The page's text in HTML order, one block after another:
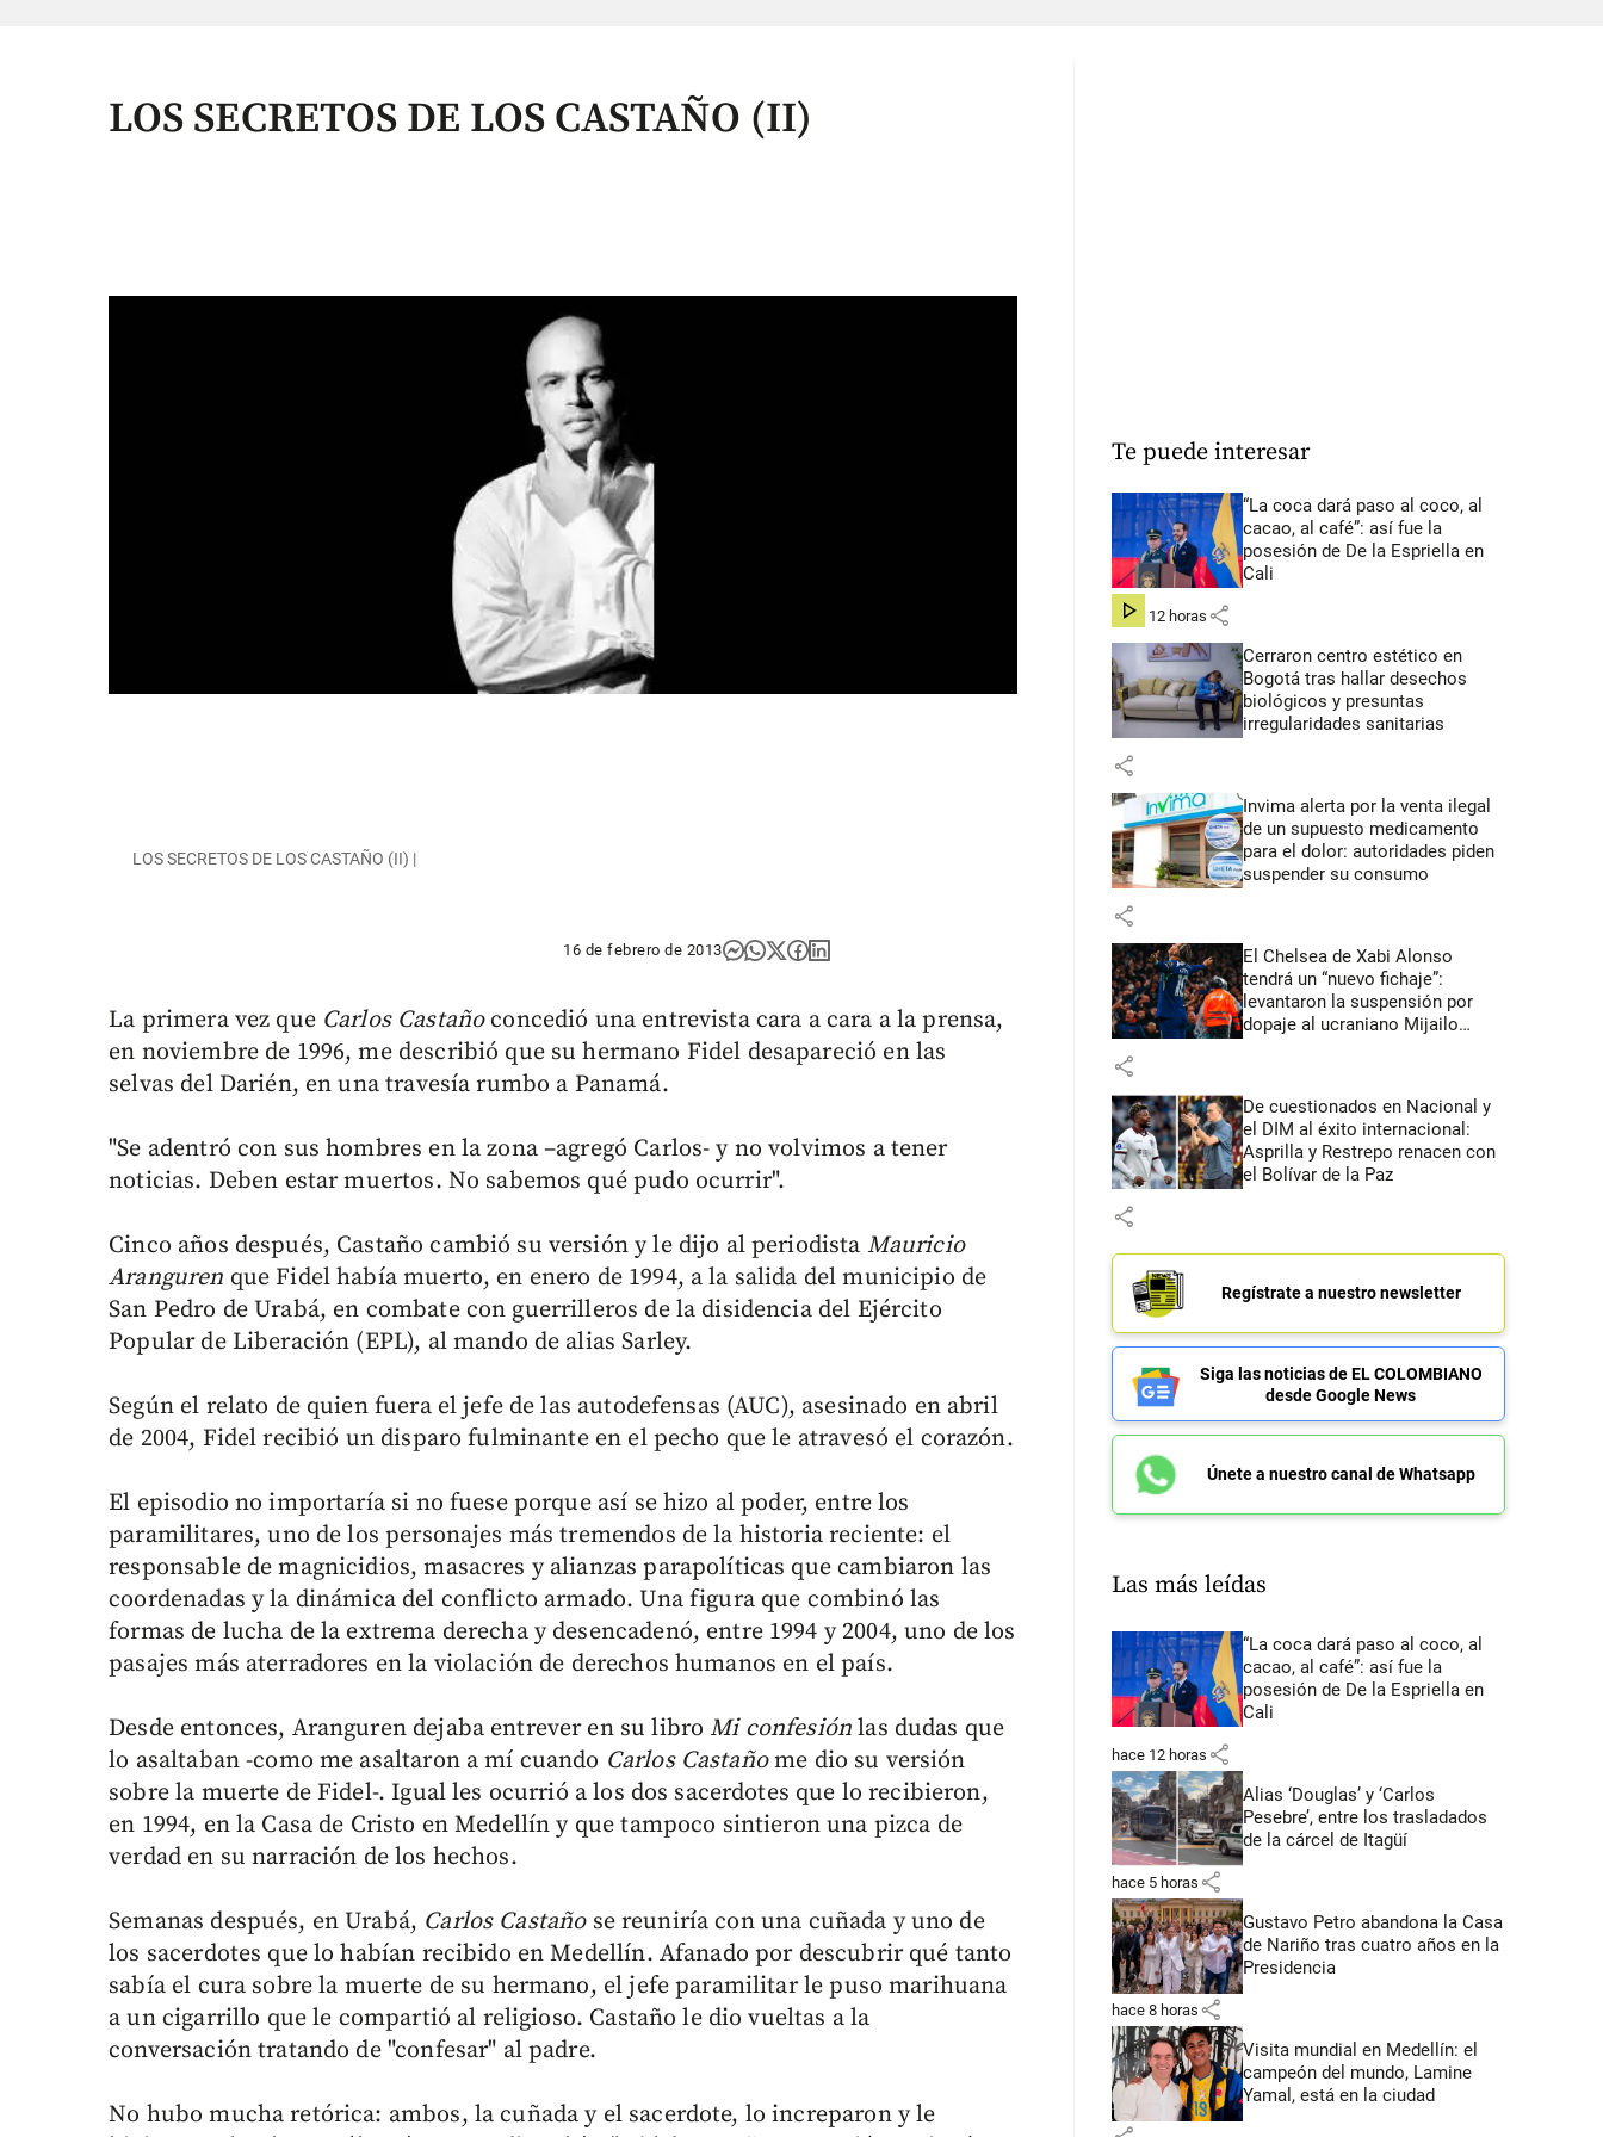
LOS SECRETOS DE LOS CASTAÑO (II)
LOS SECRETOS DE LOS CASTAÑO (II) |
16 de febrero de 2013
La primera vez que Carlos Castañoconcedió una entrevista cara a cara a la prensa,
en noviembre de 1996, me describió que su hermano Fidel desapareció en las
selvas del Darién, en una travesía rumbo a Panamá.
"Se adentró con sus hombres en la zona –agregó Carlos- y no volvimos a tener
noticias. Deben estar muertos. No sabemos qué pudo ocurrir".
Cinco años después, Castaño cambió su versión y le dijo al periodista Mauricio
Aranguren que Fidel había muerto, en enero de 1994, a la salida del municipio de
San Pedro de Urabá, en combate con guerrilleros de la disidencia del Ejército
Popular de Liberación (EPL), al mando de alias Sarley.
Según el relato de quien fuera el jefe de las autodefensas (AUC), asesinado en abril
de 2004, Fidel recibió un disparo fulminante en el pecho que le atravesó el corazón.
El episodio no importaría si no fuese porque así se hizo al poder, entre los
paramilitares, uno de los personajes más tremendos de la historia reciente: el
responsable de magnicidios, masacres y alianzas parapolíticas que cambiaron las
coordenadas y la dinámica del conflicto armado. Una figura que combinó las
formas de lucha de la extrema derecha y desencadenó, entre 1994 y 2004, uno de los
pasajes más aterradores en la violación de derechos humanos en el país.
Desde entonces, Aranguren dejaba entrever en su libro Mi confesión las dudas que
lo asaltaban -como me asaltaron a mí cuando Carlos Castañome dio su versión
sobre la muerte de Fidel-. Igual les ocurrió a los dos sacerdotes que lo recibieron,
en 1994, en la Casa de Cristo en Medellín y que tampoco sintieron una pizca de
verdad en su narración de los hechos.
Semanas después, en Urabá, Carlos Castañose reuniría con una cuñada y uno de
los sacerdotes que lo habían recibido en Medellín. Afanado por descubrir qué tanto
sabía el cura sobre la muerte de su hermano, el jefe paramilitar le puso marihuana
a un cigarrillo que le compartió al religioso. Castaño le dio vueltas a la
conversación tratando de "confesar" al padre.
No hubo mucha retórica: ambos, la cuñada y el sacerdote, lo increparon y le
Te puede interesar
“La coca dará paso al coco, al
cacao, al café”: así fue la
posesión de De la Espriella en
Cali
hace 12 horas share
Cerraron centro estético en
Bogotá tras hallar desechos
biológicos y presuntas
irregularidades sanitarias
share
Invima alerta por la venta ilegal
de un supuesto medicamento
para el dolor: autoridades piden
suspender su consumo
share
El Chelsea de Xabi Alonso
tendrá un “nuevo fichaje”:
levantaron la suspensión por
dopaje al ucraniano Mijailo
share
De cuestionados en Nacional y
el DIM al éxito internacional:
Asprilla y Restrepo renacen con
el Bolívar de la Paz
share
Regístrate a nuestro newsletter
Siga las noticias de EL COLOMBIANO
desde Google News
Únete a nuestro canal de Whatsapp
Las más leídas
“La coca dará paso al coco, al
cacao, al café”: así fue la
posesión de De la Espriella en
Cali
hace 12 horas share
Alias ‘Douglas’ y ‘Carlos
Pesebre’, entre los trasladados
de la cárcel de Itagüí
hace 5 horas share
Gustavo Petro abandona la Casa
de Nariño tras cuatro años en la
Presidencia
hace 8 horas share
Visita mundial en Medellín: el
campeón del mundo, Lamine
Yamal, está en la ciudad